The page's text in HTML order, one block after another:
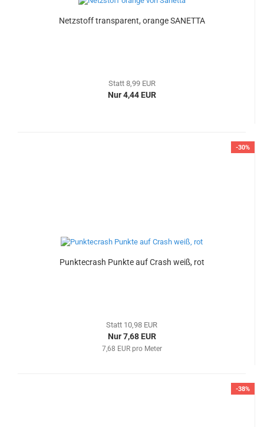
Netzstoff transparent, orange SANETTA
Statt 8,99 EUR
Nur 4,44 EUR
-30%
Punktecrash Punkte auf Crash weiß, rot
Statt 10,98 EUR
Nur 7,68 EUR
7,68 EUR pro Meter
-38%